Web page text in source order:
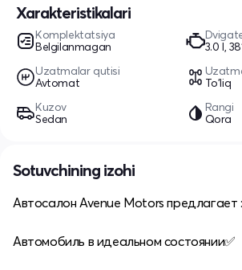
Xarakteristikalari
Komplektatsiya
Belgilanmagan
3.0 l,
Uzatmalar qutisi
Avtomat
To'liq
Kuzov
Sedan
Rangi
Qora
Sotuvchining izohi
Автосалон Avenue Motors предлагает
Автомобиль в идеальном состоянии✅